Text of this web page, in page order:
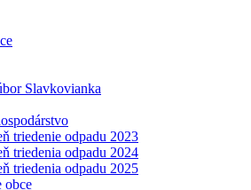
Slavkovianka
triedenie odpadu 2023
triedenia odpadu 2024
triedenia odpadu 2025
obce